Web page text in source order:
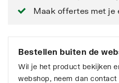
Maak offertes met je
Bestellen buiten de
Wil je het product bekijken
webshop, neem dan